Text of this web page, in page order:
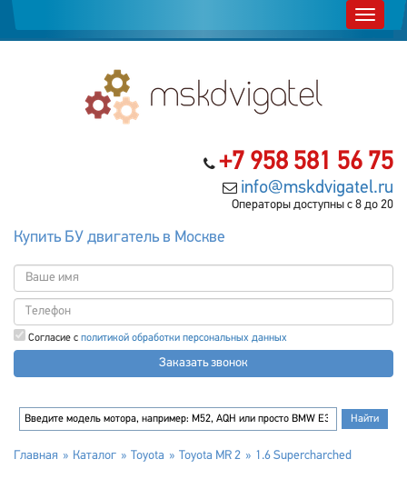
+7 958 581 56 75
info@mskdvigatel.ru
Операторы доступны с 8 до 20
Купить БУ двигатель в Москве
Согласие с политикой обработки персональных данных
Заказать звонок
Главная Каталог Toyota Toyota MR 2 1.6 Supercharched